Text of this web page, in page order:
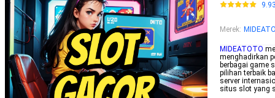
Merek:
MIDEATOTO
menghadirkan
berbagai game
pilihan terbaik
server
situs slot yang